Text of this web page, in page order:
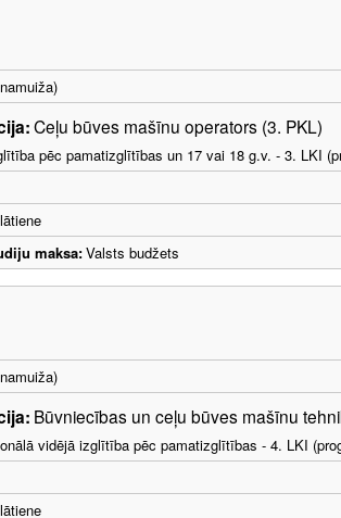
Ceļu būves mašīnu operators (3. PKL)
pēc pamatizglītības un 17 vai 18 g.v. - 3. LKI
maksa:Valsts budžets
Būvniecības un ceļu būves mašīnu
vidējā izglītība pēc pamatizglītības - 4. LKI